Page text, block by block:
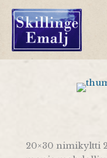
Siirry
sisältöön
20×30 nimikyltti